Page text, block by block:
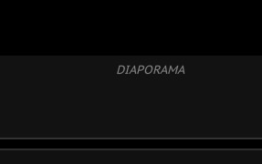
DIAPORAMA